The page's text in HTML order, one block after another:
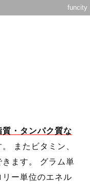
funcity
・タンパク質な
またビタミン、
きます。 グラム単
ー単位のエネル